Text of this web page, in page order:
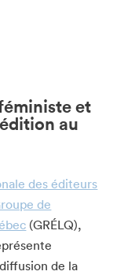
et
au
des éditeurs
de
(GRÉLQ),
de la